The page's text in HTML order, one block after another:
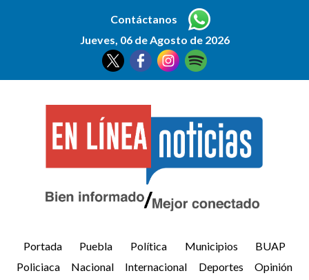
Contáctanos
Jueves, 06 de Agosto de 2026
Portada Puebla Política Municipios
BUAP
Policiaca
Nacional Internacional Deportes
Opinión